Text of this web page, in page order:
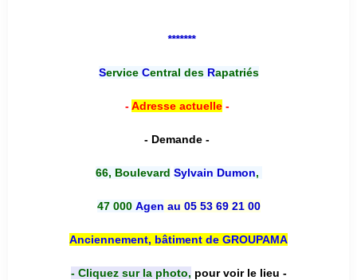
*******
Service Central desRapatriés
-Adresse actuelle-
- Demande -
66, Boulevard Sylvain Dumon,
47 000 Agen au 05 53 69 21 00
Anciennement, bâtiment de GROUPAMA
- Cliquez sur la photo, pour voir le lieu -